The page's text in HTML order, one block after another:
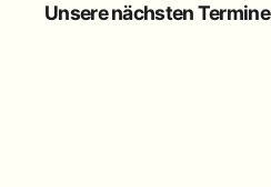
Unsere nächsten Termine